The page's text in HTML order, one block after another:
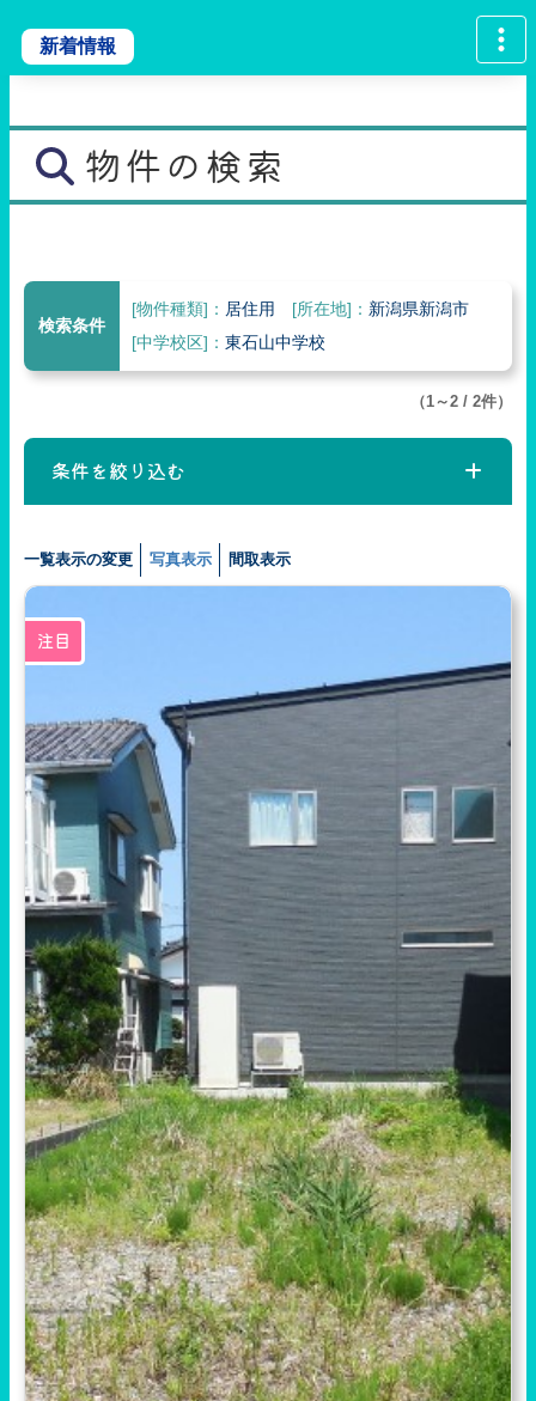
新着情報
物件の検索
検索条件
[物件種類]： 居住用 [所在地]： 新潟県新潟市
[中学校区]： 東石山中学校
（1～2 / 2件）
条件を絞り込む
一覧表示の変更 写真表示 間取表示